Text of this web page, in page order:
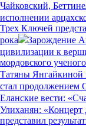
Чайковский,
исполнении
Трех Ключей
рока
Зарождение
цивилизации к
мордовского
Татяны Янгайкиной
стал продолжением
Еланские вести:
Улиханян:
представил